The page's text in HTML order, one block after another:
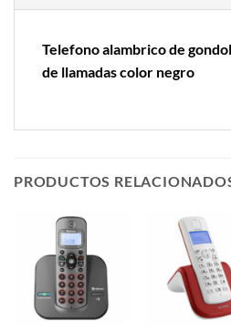
Telefono alambrico de
de llamadas color negro
PRODUCTOS